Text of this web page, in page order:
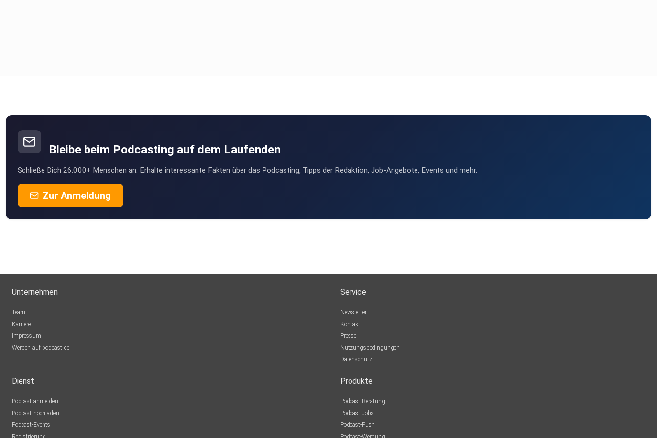
Bleibe beim Podcasting auf dem Laufenden
Schließe Dich 26.000+ Menschen an. Erhalte interessante Fakten über das Podcasting, Tipps der Redaktion, Job-Angebote, Events und mehr.
Zur Anmeldung
Unternehmen
Team
Karriere
Impressum
Werben auf podcast.de
Service
Newsletter
Kontakt
Presse
Nutzungsbedingungen
Datenschutz
Dienst
Podcast anmelden
Podcast hochladen
Podcast-Events
Registrierung
Produkte
Podcast-Beratung
Podcast-Jobs
Podcast-Push
Podcast-Werbung